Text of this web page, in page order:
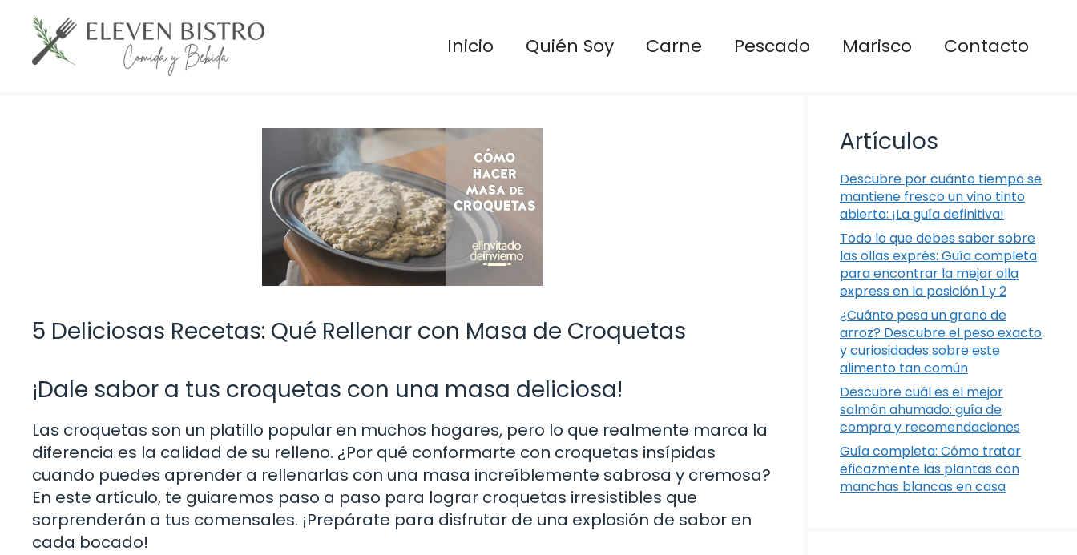
Saltar
contenido
Inicio Quién Soy Carne Pescado Marisco Contacto
5 Deliciosas Recetas: Qué Rellenar con Masa de Croquetas
¡Dale sabor a tus croquetas con una masa deliciosa!
Las croquetas son un platillo popular en muchos hogares, pero lo que realmente marca la
diferencia es la calidad de su relleno. ¿Por qué conformarte con croquetas insípidas
cuando puedes aprender a rellenarlas con una masa increíblemente sabrosa y cremosa?
En este artículo, te guiaremos paso a paso para lograr croquetas irresistibles que
sorprenderán a tus comensales. ¡Prepárate para disfrutar de una explosión de sabor en
cada bocado!
Artículos
Descubre por cuánto tiempo se
mantiene fresco un vino tinto
abierto: ¡La guía definitiva!
Todo lo que debes saber sobre
las ollas exprés: Guía completa
para encontrar la mejor olla
express en la posición 1 y 2
¿Cuánto pesa un grano de
arroz? Descubre el peso exacto
y curiosidades sobre este
alimento tan común
Descubre cuál es el mejor
salmón ahumado: guía de
compra y recomendaciones
Guía completa: Cómo tratar
eficazmente las plantas con
manchas blancas en casa